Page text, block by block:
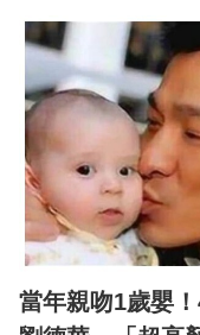
當年親吻1歲嬰